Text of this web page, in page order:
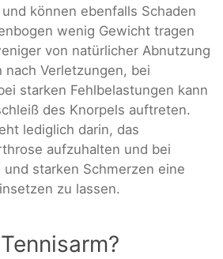
können ebenfalls Schaden
wenig Gewicht tragen
von natürlicher Abnutzung
Verletzungen, bei
starken Fehlbelastungen kann
des Knorpels auftreten.
lediglich darin, das
aufzuhalten und bei
starken Schmerzen eine
zu lassen.